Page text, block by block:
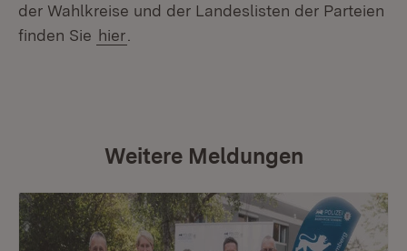
der Wahlkreise und der Landeslisten der Parteien
finden Sie hier
Weitere Meldungen